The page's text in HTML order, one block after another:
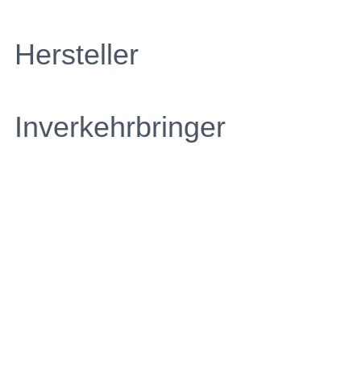
Hersteller
Inverkehrbringer